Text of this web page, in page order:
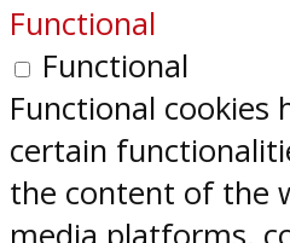
Functional
Functional
Functional
certain
the content of the